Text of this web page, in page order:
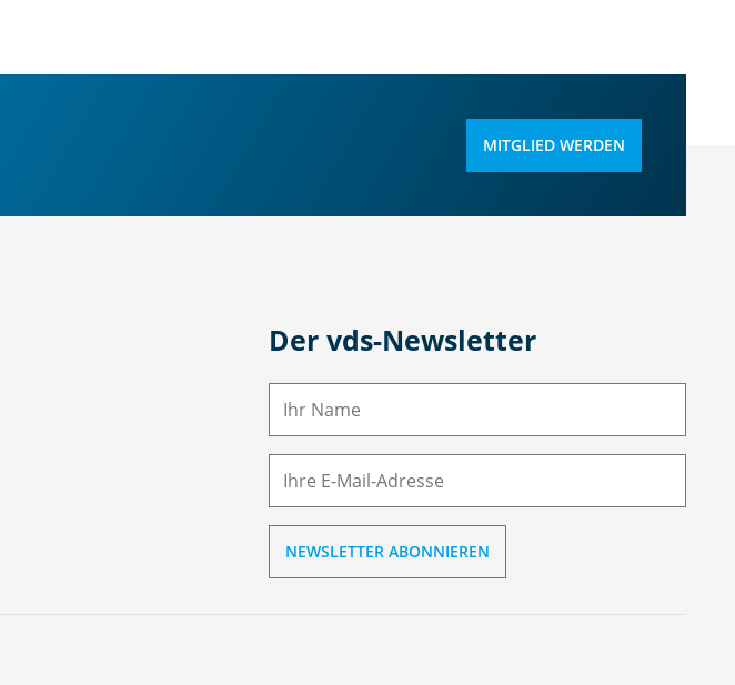
MITGLIED WERDEN
Der vds-Newsletter
N
M